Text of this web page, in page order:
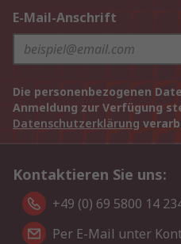
E-Mail-Anschrift
Die personenbezogenen
Anmeldung zur Verfügung
Datenschutzerklärung
Kontaktieren Sie uns:
+49 (0) 69 5800 14
Per E-Mail unter